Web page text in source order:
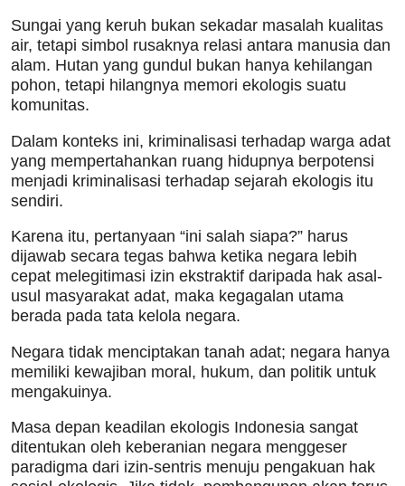
Sungai yang keruh bukan sekadar masalah kualitas
air, tetapi simbol rusaknya relasi antara manusia dan
alam. Hutan yang gundul bukan hanya kehilangan
pohon, tetapi hilangnya memori ekologis suatu
komunitas.
Dalam konteks ini, kriminalisasi terhadap warga adat
yang mempertahankan ruang hidupnya berpotensi
menjadi kriminalisasi terhadap sejarah ekologis itu
sendiri.
Karena itu, pertanyaan “ini salah siapa?” harus
dijawab secara tegas bahwa ketika negara lebih
cepat melegitimasi izin ekstraktif daripada hak asal-
usul masyarakat adat, maka kegagalan utama
berada pada tata kelola negara.
Negara tidak menciptakan tanah adat; negara hanya
memiliki kewajiban moral, hukum, dan politik untuk
mengakuinya.
Masa depan keadilan ekologis Indonesia sangat
ditentukan oleh keberanian negara menggeser
paradigma dari izin-sentris menuju pengakuan hak